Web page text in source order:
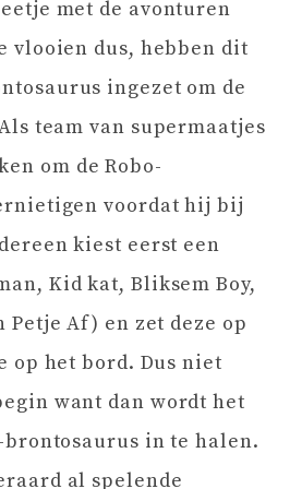
met de avonturen
vlooien dus, hebben dit
ingezet om de
team van supermaatjes
om de Robo-
voordat hij bij
kiest eerst een
Kid kat, Bliksem Boy,
Petje Af) en zet deze op
op het bord. Dus niet
want dan wordt het
in te halen.
al spelende